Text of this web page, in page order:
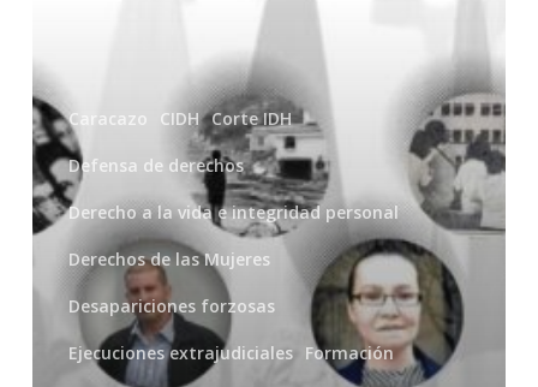
Caracazo CIDH Corte IDH
Defensa de derechos
Derecho a la vida e integridad personal
Derechos de las Mujeres
Desapariciones forzosas
Ejecuciones extrajudiciales Formación